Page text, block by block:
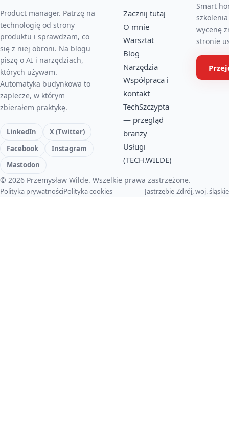
Product manager. Patrzę na
technologię od strony
produktu i sprawdzam, co
się z niej obroni. Na blogu
piszę o AI i narzędziach,
których używam.
Automatyka budynkowa to
zaplecze, w którym
zbierałem praktykę.
LinkedIn
X (Twitter)
Facebook
Instagram
Mastodon
Zacznij tutaj
O mnie
Warsztat
Blog
Narzędzia
Współpraca i
kontakt
TechSzczypta
— przegląd
branży
Usługi
(TECH.WILDE)
Smart
wycenę
stronie
© 2026 Przemysław Wilde. Wszelkie prawa zastrzeżone.
Polityka prywatnościPolityka cookies Jastrzębie-Zdrój, woj. śląskie